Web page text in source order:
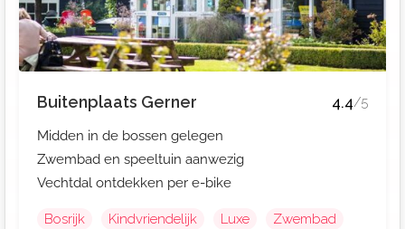
Buitenplaats Gerner 4.4/5
Midden in de bossen gelegen
Zwembad en speeltuin aanwezig
Vechtdal ontdekken per e-bike
Bosrijk Kindvriendelijk Luxe Zwembad